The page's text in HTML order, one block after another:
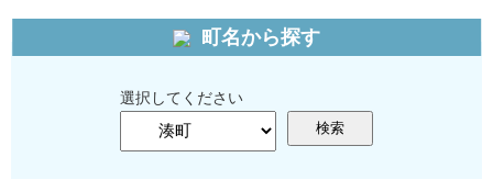
町名から探す
選択してください
検索